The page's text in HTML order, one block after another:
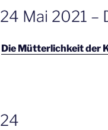
GEPLAATST
OP
24 Mai 2021 –
Die Mütterlichkeit der
OP
24